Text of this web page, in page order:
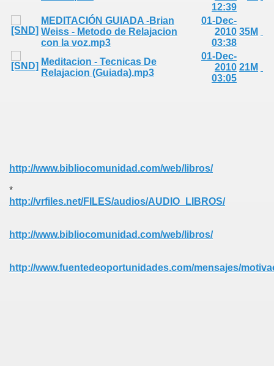
12:39
MEDITACIÓN GUIADA -Brian
Weiss - Metodo de Relajacion
con la voz.mp3
01-Dec-
2010
03:38
35M
Meditacion - Tecnicas De
Relajacion (Guiada).mp3
01-Dec-
2010
03:05
21M
http://www.bibliocomunidad.com/web/libros/
*
http://vrfiles.net/FILES/audios/AUDIO_LIBROS/
http://www.bibliocomunidad.com/web/libros/
http://www.fuentedeoportunidades.com/mensajes/